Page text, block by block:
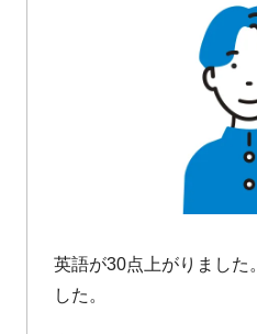
英語が30点上がりました
した。